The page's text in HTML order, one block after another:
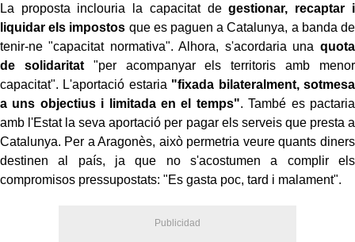
La proposta inclouria la capacitat degestionar, recaptar i
liquidar els impostos que es paguen a Catalunya, a banda de
tenir-ne "capacitat normativa". Alhora, s'acordaria una quota
de solidaritat"per acompanyar els territoris amb menor
capacitat". L'aportació estaria "fixada bilateralment, sotmesa
a uns objectius i limitada en el temps". També es pactaria
amb l'Estat la seva aportació per pagar els serveis que presta a
Catalunya. Per a Aragonès, això permetria veure quants diners
destinen al país, ja que no s'acostumen a complir els
compromisos pressupostats: "Es gasta poc, tard i malament".